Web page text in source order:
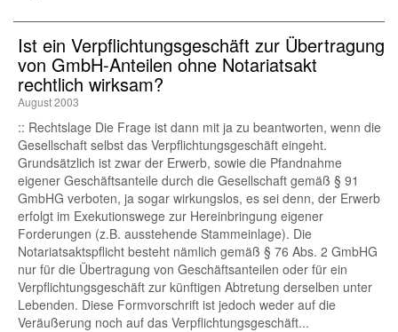
Ist ein Verpflichtungsgeschäft zur Übertragung
von GmbH-Anteilen ohne Notariatsakt
rechtlich wirksam?
August 2003
:: Rechtslage Die Frage ist dann mit ja zu beantworten, wenn die
Gesellschaft selbst das Verpflichtungsgeschäft eingeht.
Grundsätzlich ist zwar der Erwerb, sowie die Pfandnahme
eigener Geschäftsanteile durch die Gesellschaft gemäß § 91
GmbHG verboten, ja sogar wirkungslos, es sei denn, der Erwerb
erfolgt im Exekutionswege zur Hereinbringung eigener
Forderungen (z.B. ausstehende Stammeinlage). Die
Notariatsaktspflicht besteht nämlich gemäß § 76 Abs. 2 GmbHG
nur für die Übertragung von Geschäftsanteilen oder für ein
Verpflichtungsgeschäft zur künftigen Abtretung derselben unter
Lebenden. Diese Formvorschrift ist jedoch weder auf die
Veräußerung noch auf das Verpflichtungsgeschäft...